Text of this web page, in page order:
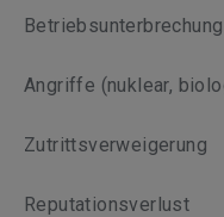
Angriffe (nuklear,
Zutrittsverweigerung
Reputationsverlust